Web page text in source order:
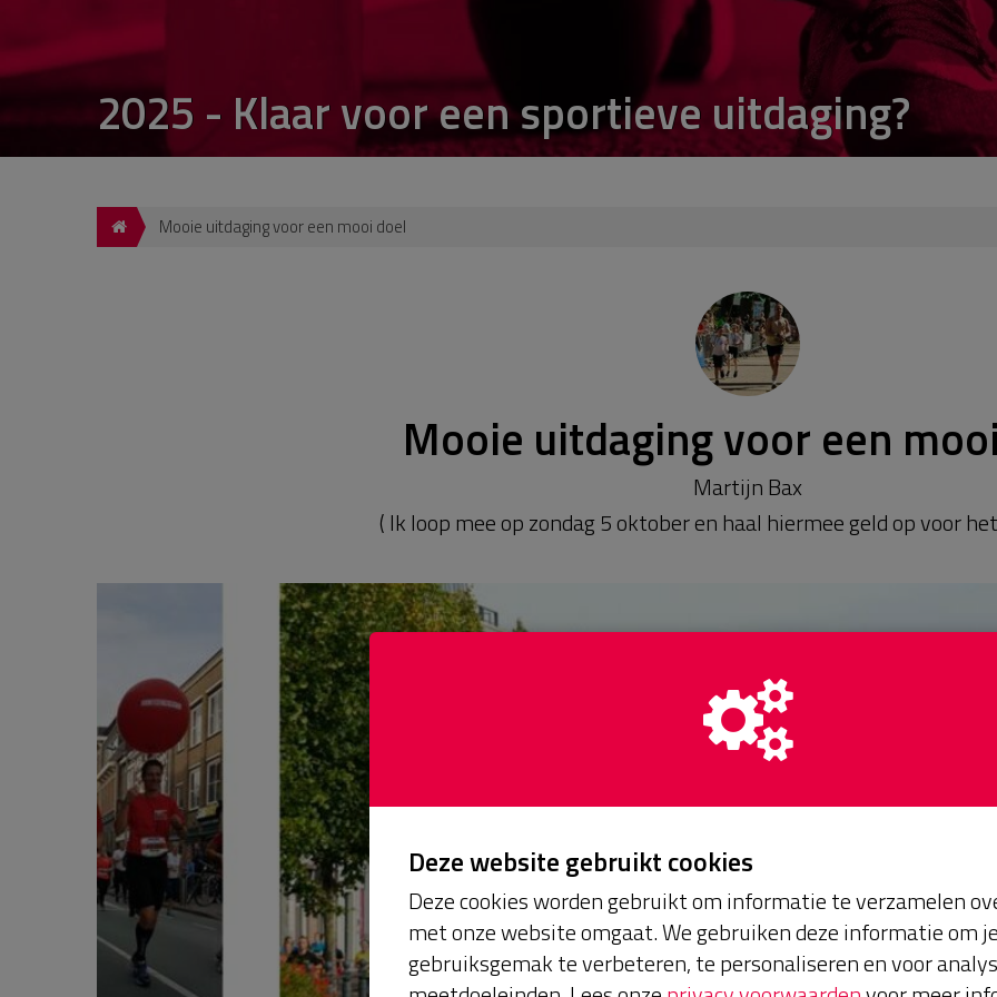
2025 - Klaar voor een sportieve uitdaging?
Mooie uitdaging voor een mooi doel
Mooie uitdaging voor een
Martijn Bax
( Ik loop mee op zondag 5 oktober en haal hiermee geld op voor
Deze website gebruikt cookies
Deze cookies worden gebruikt om informatie te verzamelen
met onze website omgaat. We gebruiken deze informatie om
gebruiksgemak te verbeteren, te personaliseren en voor